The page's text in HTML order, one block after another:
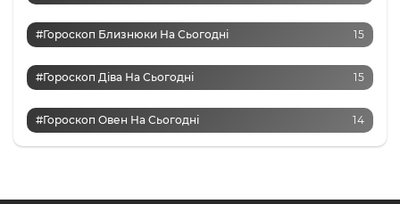
#Гороскоп Близнюки На Сьогодні 15
#Гороскоп Діва На Сьогодні 15
#Гороскоп Овен На Сьогодні 14